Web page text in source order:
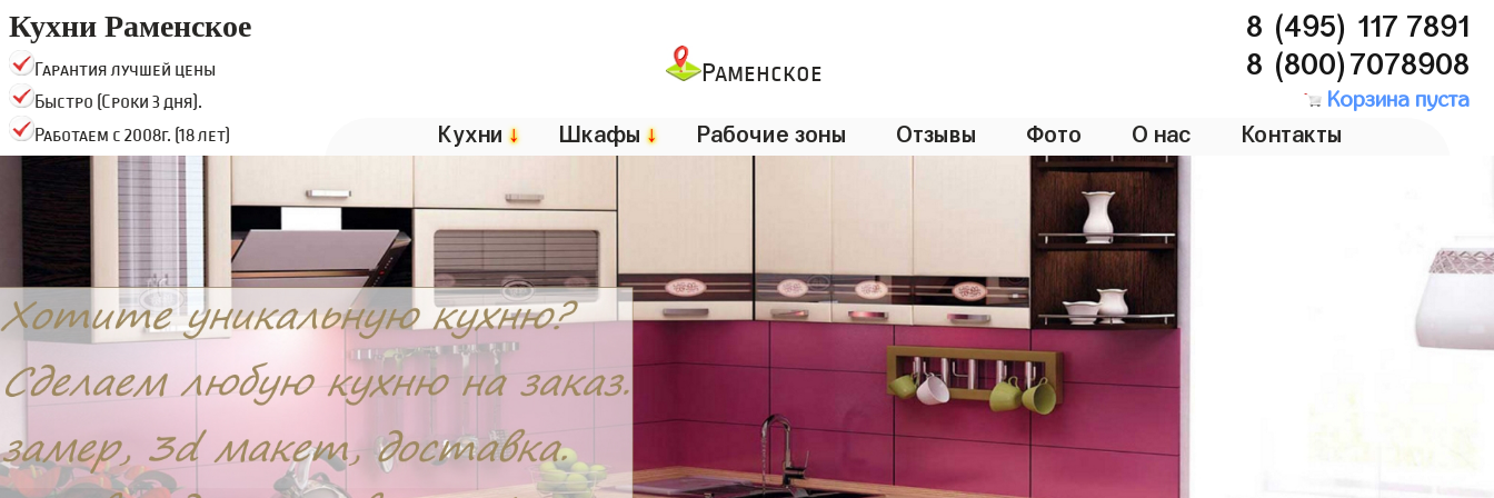
Кухни Раменское
Гарантия лучшей цены
Быстро (Сроки 3 дня).
Работаем с 2008г. (18 лет)
Раменское
8 (495) 117 7891
8 (800)7078908
Корзина пуста
Кухни↓ Шкафы↓ Рабочие зоны Отзывы Фото О нас Контакты